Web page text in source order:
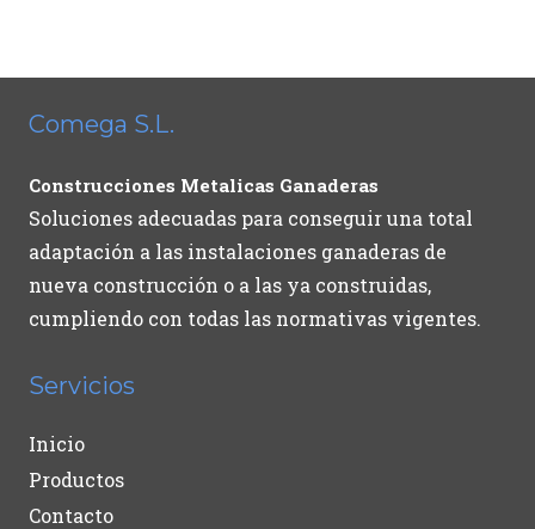
Comega S.L.
Construcciones Metalicas Ganaderas
Soluciones adecuadas para conseguir una total
adaptación a las instalaciones ganaderas de
nueva construcción o a las ya construidas,
cumpliendo con todas las normativas vigentes.
Servicios
Inicio
Productos
Contacto